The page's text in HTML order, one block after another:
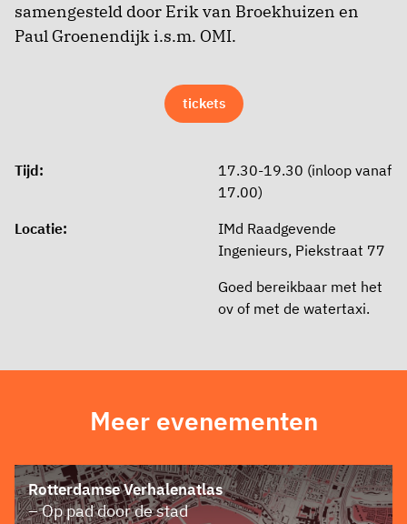
samengesteld door Erik van Broekhuizen en
Paul Groenendijk i.s.m. OMI.
tickets
Tijd:
17.30-19.30 (inloop vanaf
17.00)
Locatie:
IMd Raadgevende
Ingenieurs, Piekstraat 77
Goed bereikbaar met het
ov of met de watertaxi.
Meer evenementen
Rotterdamse Verhalenatlas
– Op pad door de stad